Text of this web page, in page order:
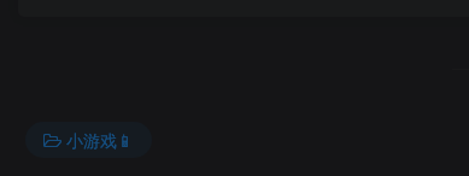
小游戏📱